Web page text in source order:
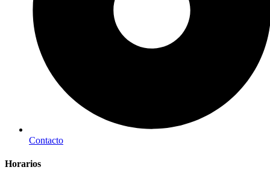
Contacto
Horarios